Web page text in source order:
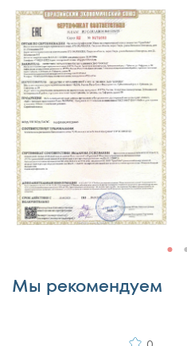
Недостатки
Мы рекомендуем